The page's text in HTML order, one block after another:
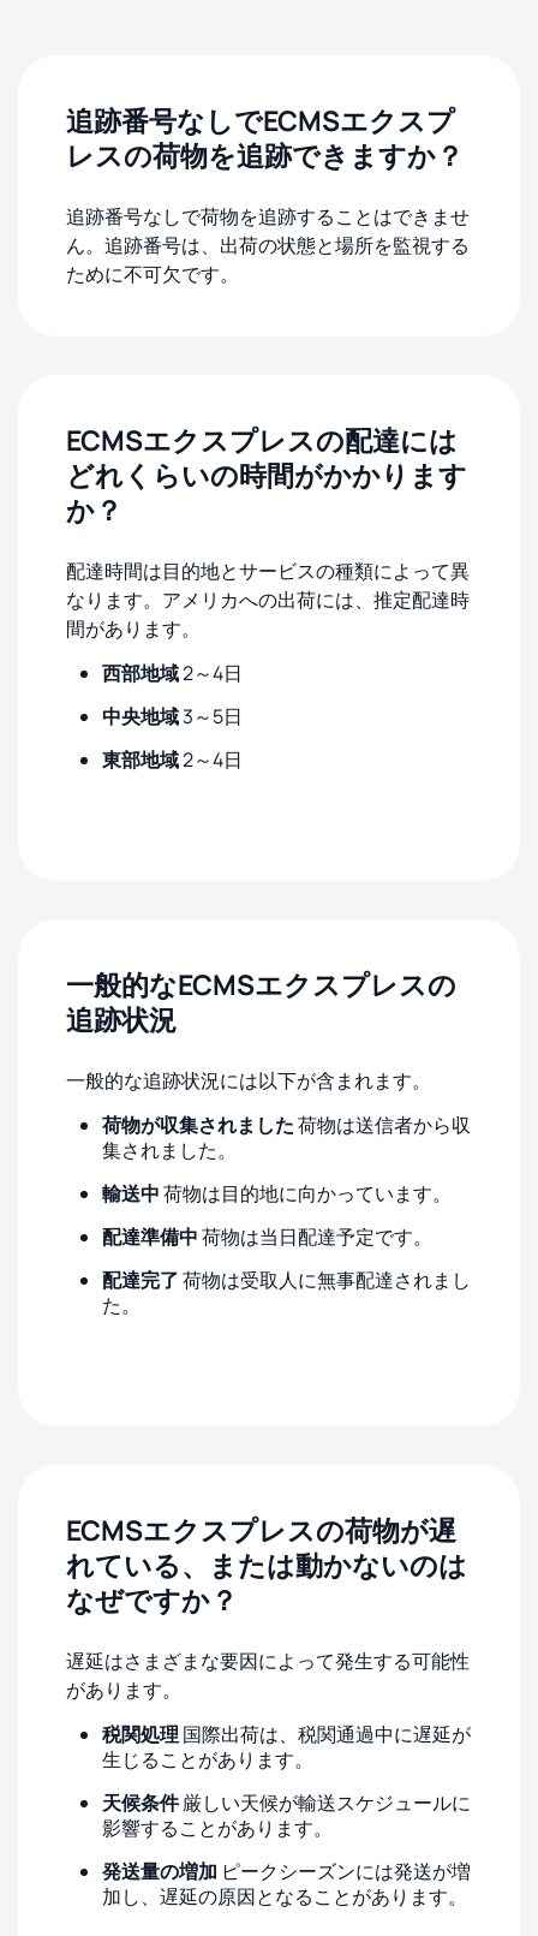
追跡番号なしでECMSエクスプ
レスの荷物を追跡できますか？
追跡番号なしで荷物を追跡することはできませ
ん。追跡番号は、出荷の状態と場所を監視する
ために不可欠です。
ECMSエクスプレスの配達には
どれくらいの時間がかかります
か？
配達時間は目的地とサービスの種類によって異
なります。アメリカへの出荷には、推定配達時
間があります。
西部地域2～4日
中央地域3～5日
東部地域2～4日
一般的なECMSエクスプレスの
追跡状況
一般的な追跡状況には以下が含まれます。
荷物が収集されました荷物は送信者から収
集されました。
輸送中荷物は目的地に向かっています。
配達準備中荷物は当日配達予定です。
配達完了荷物は受取人に無事配達されまし
た。
ECMSエクスプレスの荷物が遅
れている、または動かないのは
なぜですか？
遅延はさまざまな要因によって発生する可能性
があります。
税関処理 国際出荷は、税関通過中に遅延が
生じることがあります。
天候条件厳しい天候が輸送スケジュールに
影響することがあります。
発送量の増加 ピークシーズンには発送が増
加し、遅延の原因となることがあります。